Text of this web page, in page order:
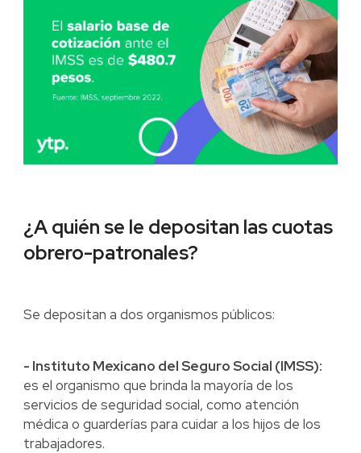
¿A quién se le depositan las cuotas
obrero-patronales?
Se depositan a dos organismos públicos:
- Instituto Mexicano del Seguro Social (IMSS):
es el organismo que brinda la mayoría de los
servicios de seguridad social, como atención
médica o guarderías para cuidar a los hijos de los
trabajadores.